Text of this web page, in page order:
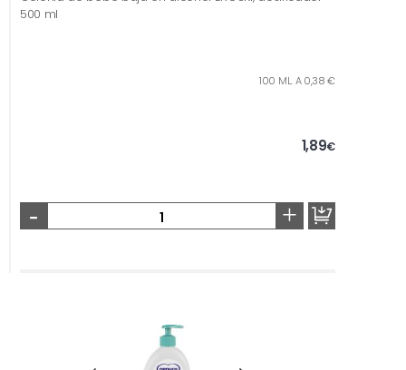
500 ml
100 ML. A 0,38 €
1,89€
- +